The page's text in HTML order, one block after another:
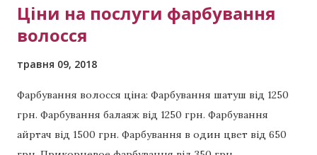
Ціни на послуги фарбування
волосся
травня 09, 2018
Фарбування волосся ціна: Фарбування шатуш від 1250
грн. Фарбування балаяж від 1250 грн. Фарбування
айртач від 1500 грн. Фарбування в один цвет від 650